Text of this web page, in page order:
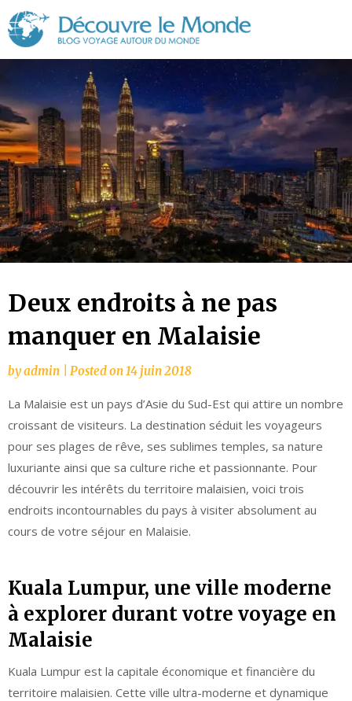
Monde
Deux endroits à ne pas
manquer en Malaisie
byadmin Posted on 14 juin 2018
La Malaisie est un pays d’Asie du Sud-Est qui attire un nombre
croissant de visiteurs. La destination séduit les voyageurs
pour ses plages de rêve, ses sublimes temples, sa nature
luxuriante ainsi que sa culture riche et passionnante. Pour
découvrir les intérêts du territoire malaisien, voici trois
endroits incontournables du pays à visiter absolument au
cours de votre séjour en Malaisie.
Kuala Lumpur, une ville moderne
à explorer durant votre voyage en
Malaisie
Kuala Lumpur est la capitale économique et financière du
territoire malaisien. Cette ville ultra-moderne et dynamique